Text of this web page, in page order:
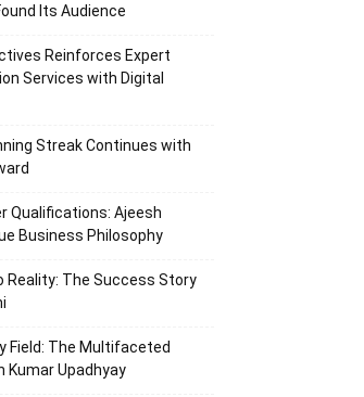
Its Audience
Reinforces Expert
Services with Digital
Streak Continues with
Qualifications: Ajeesh
Business Philosophy
Reality: The Success Story
Field: The Multifaceted
Kumar Upadhyay